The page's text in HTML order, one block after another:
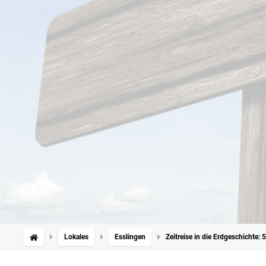
Lokales Esslingen Zeitreise in die Erdgeschichte: